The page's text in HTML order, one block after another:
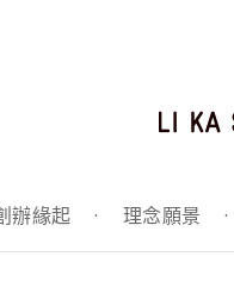
辦緣起 · 理念願景 ·